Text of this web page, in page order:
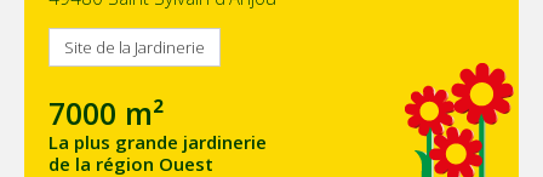
Site de la Jardinerie
7000 m²
La plus grande jardinerie
de la région Ouest